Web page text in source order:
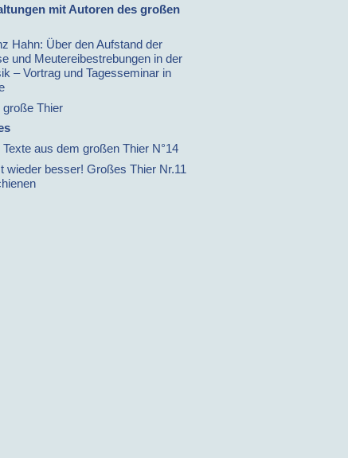
mit Autoren des großen
Hahn: Über den Aufstand der
und Meutereibestrebungen in der
– Vortrag und Tagesseminar in
große Thier
Texte aus dem großen Thier N°14
wieder besser! Großes Thier Nr.11